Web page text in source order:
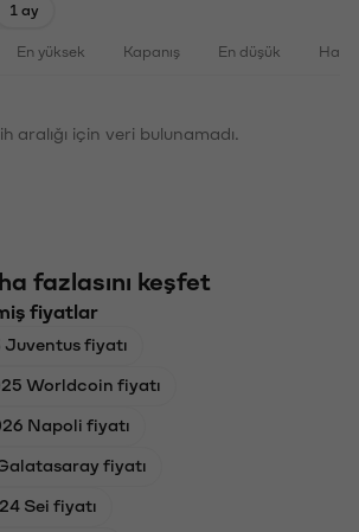
1 ay
En yüksek Kapanış En düşük
aralığı için veri bulunamadı.
fazlasını keşfet
fiyatlar
fiyatı
Worldcoin fiyatı
Napoli fiyatı
fiyatı
Sei fiyatı